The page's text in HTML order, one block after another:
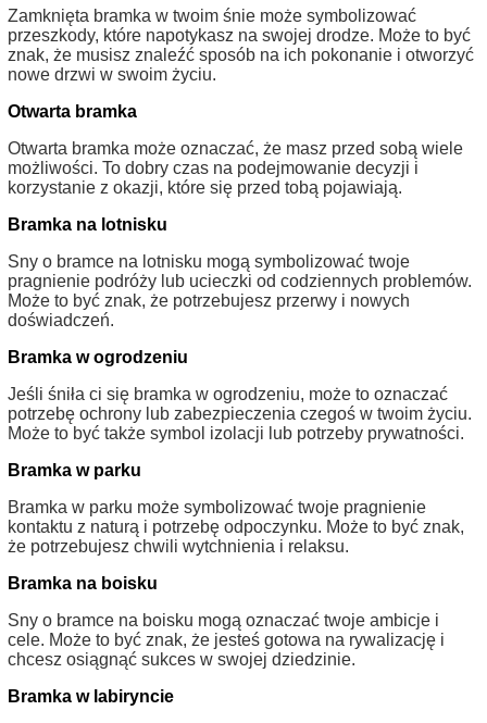
Zamknięta bramka w twoim śnie może symbolizować
przeszkody, które napotykasz na swojej drodze. Może to być
znak, że musisz znaleźć sposób na ich pokonanie i otworzyć
nowe drzwi w swoim życiu.
Otwarta bramka
Otwarta bramka może oznaczać, że masz przed sobą wiele
możliwości. To dobry czas na podejmowanie decyzji i
korzystanie z okazji, które się przed tobą pojawiają.
Bramka na lotnisku
Sny o bramce na lotnisku mogą symbolizować twoje
pragnienie podróży lub ucieczki od codziennych problemów.
Może to być znak, że potrzebujesz przerwy i nowych
doświadczeń.
Bramka w ogrodzeniu
Jeśli śniła ci się bramka w ogrodzeniu, może to oznaczać
potrzebę ochrony lub zabezpieczenia czegoś w twoim życiu.
Może to być także symbol izolacji lub potrzeby prywatności.
Bramka w parku
Bramka w parku może symbolizować twoje pragnienie
kontaktu z naturą i potrzebę odpoczynku. Może to być znak,
że potrzebujesz chwili wytchnienia i relaksu.
Bramka na boisku
Sny o bramce na boisku mogą oznaczać twoje ambicje i
cele. Może to być znak, że jesteś gotowa na rywalizację i
chcesz osiągnąć sukces w swojej dziedzinie.
Bramka w labiryncie